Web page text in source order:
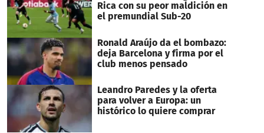
Rica con su peor maldición en
el premundial Sub-20
Ronald Araújo da el bombazo:
deja Barcelona y firma por el
club menos pensado
Leandro Paredes y la oferta
para volver a Europa: un
histórico lo quiere comprar